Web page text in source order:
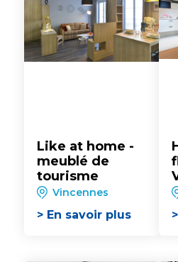
Like at home -
meublé de
tourisme
Vincennes
> En savoir plus